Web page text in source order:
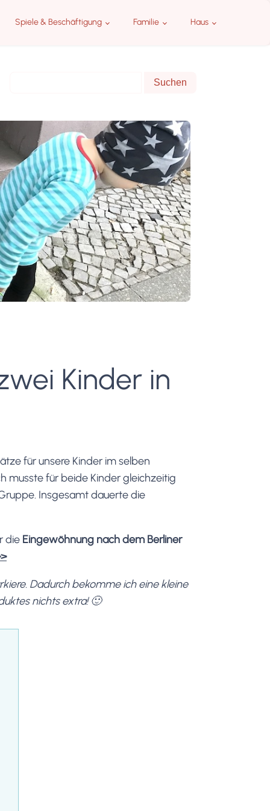
Spiele & Beschäftigung Familie Haus
Kinder in
für unsere Kinder im selben
musste für beide Kinder gleichzeitig
Insgesamt dauerte die
die Eingewöhnung nach dem Berliner
Dadurch bekomme ich eine kleine
nichts extra! 🙂